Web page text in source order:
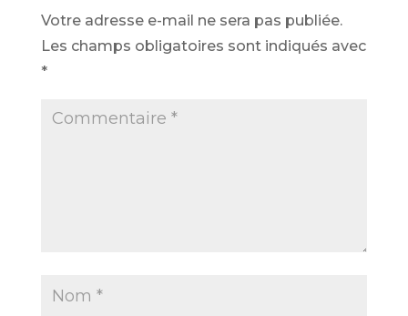
Votre adresse e-mail ne sera pas publiée.
Les champs obligatoires sont indiqués avec
*